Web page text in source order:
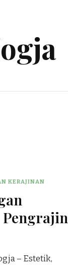
KERAJINAN
Pengrajin
– Estetik,